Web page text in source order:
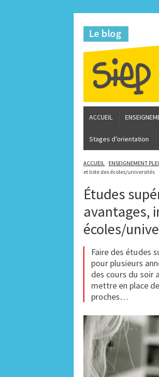
ACCUEIL
Stages d’orientation
ACCUEIL / ENSEIGNEMENT
et liste des écoles/universités
Études
avantages,
écoles/
Faire des études
pour plusieurs
des cours du soir
mettre en place
proches…